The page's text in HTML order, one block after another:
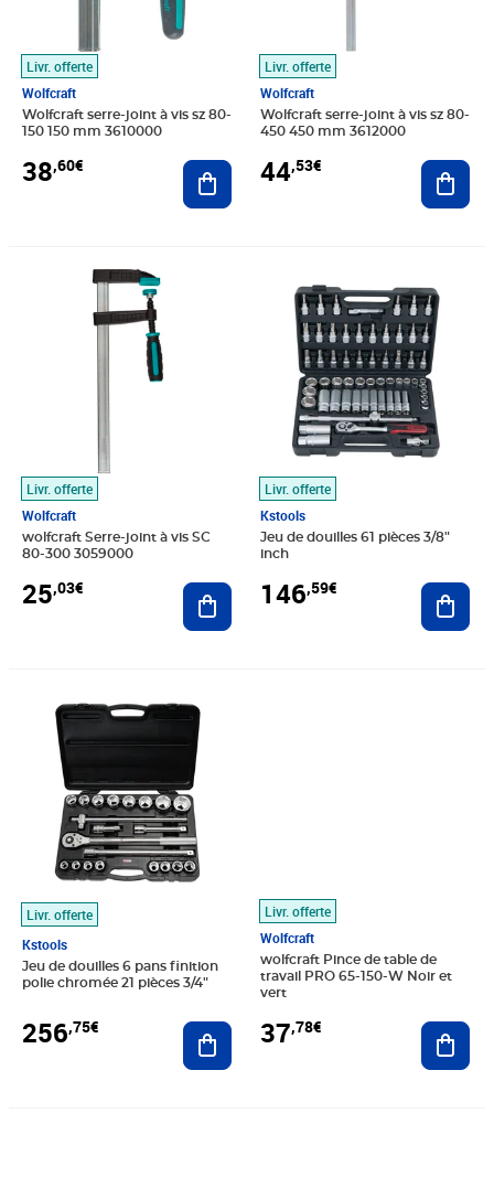
Livr. offerte
Wolfcraft
Wolfcraft serre-joint à vis sz 80-
150 150 mm 3610000
38,60€ Ajouter au panier
Livr. offerte
Wolfcraft
Wolfcraft serre-joint à vis sz 80-
450 450 mm 3612000
44,53€
Livr. offerte
Wolfcraft
wolfcraft Serre-joint à vis SC
80-300 3059000
25,03€
Prix 25,03€
Ajouter au panier
Livr. offerte
Kstools
Jeu de douilles 61 pièces 3/8"
inch
146,59€
Livr. offerte
Kstools
Jeu de douilles 6 pans finition
polie chromée 21 pièces 3/4"
256,75€
Prix 256,75€
Ajouter au panier
Livr. offerte
Wolfcraft
wolfcraft Pince de table de
travail PRO 65-150-W Noir et
vert
37,78€